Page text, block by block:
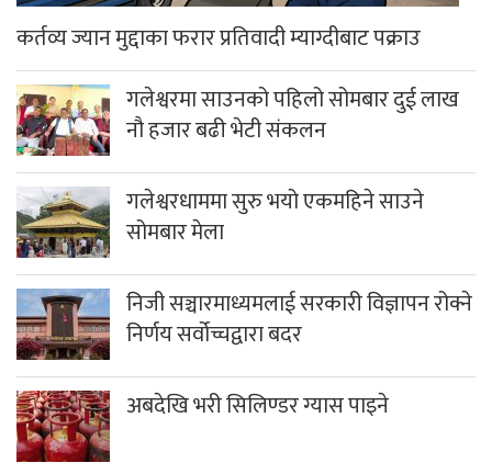
कर्तव्य ज्यान मुद्दाका फरार प्रतिवादी म्याग्दीबाट पक्राउ
गलेश्वरमा साउनको पहिलो सोमबार दुई लाख
नौ हजार बढी भेटी संकलन
गलेश्वरधाममा सुरु भयो एकमहिने साउने
सोमबार मेला
निजी सञ्चारमाध्यमलाई सरकारी विज्ञापन रोक्ने
निर्णय सर्वोच्चद्वारा बदर
अबदेखि भरी सिलिण्डर ग्यास पाइने